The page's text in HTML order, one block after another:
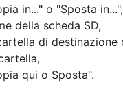
in..." o "Sposta in...",
della scheda SD,
di destinazione
qui o Sposta".